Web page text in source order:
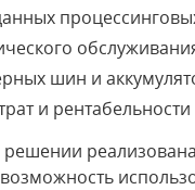
шин и
и